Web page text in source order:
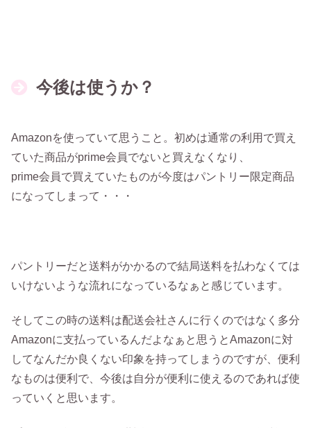
今後は使うか？
Amazonを使っていて思うこと。初めは通常の利用で買え
ていた商品がprime会員でないと買えなくなり、
prime会員で買えていたものが今度はパントリー限定商品
になってしまって・・・
パントリーだと送料がかかるので結局送料を払わなくては
いけないような流れになっているなぁと感じています。
そしてこの時の送料は配送会社さんに行くのではなく多分
Amazonに支払っているんだよなぁと思うとAmazonに対
してなんだか良くない印象を持ってしまうのですが、便利
なものは便利で、今後は自分が便利に使えるのであれば使
っていくと思います。